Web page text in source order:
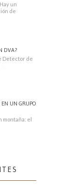
un
de
DVA?
Detector de
se
UN GRUPO
montaña: el
tu